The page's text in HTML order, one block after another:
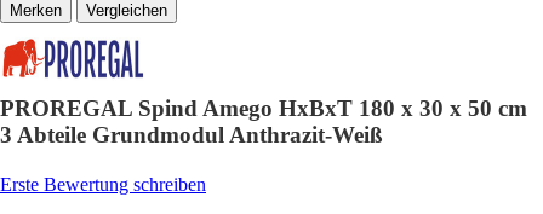
Vergleichen
PROREGAL Spind Amego HxBxT 180 x 30 x 50 cm
3 Abteile Grundmodul Anthrazit-Weiß
Erste Bewertung schreiben